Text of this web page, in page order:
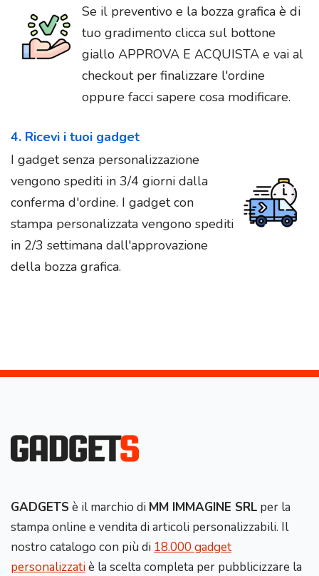
Se il preventivo e la bozza grafica è di
tuo gradimento clicca sul bottone
giallo APPROVA E ACQUISTA e vai al
checkout per finalizzare l'ordine
oppure facci sapere cosa modificare.
4. Ricevi i tuoi gadget
I gadget senza personalizzazione
vengono spediti in 3/4 giorni dalla
conferma d'ordine. I gadget con
stampa personalizzata vengono spediti
in 2/3 settimana dall'approvazione
della bozza grafica.
GADGETS è il marchio di MM IMMAGINE SRL per la
stampa online e vendita di articoli personalizzabili. Il
nostro catalogo con più di 18.000 gadget
personalizzatiè la scelta completa per pubblicizzare la